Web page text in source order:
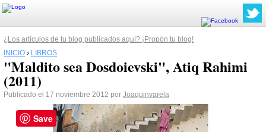
¿Los artículos de tu blog publicados aquí? ¡Propón tu blog!
INICIO › LIBROS
"Maldito sea Dosdoievski", Atiq Rahimi
(2011)
Publicado el 17 noviembre 2012 por Joaquinvarela
Save